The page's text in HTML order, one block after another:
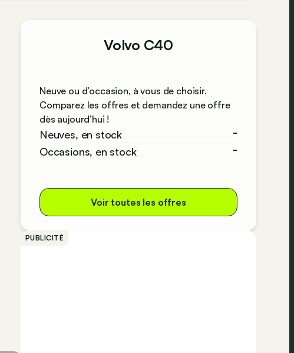
Volvo C40
Neuve ou d’occasion, à vous de choisir.
Comparez les offres et demandez une offre
dès aujourd’hui !
Neuves, en stock
-
Occasions, en stock
-
Voir toutes les offres
PUBLICITÉ